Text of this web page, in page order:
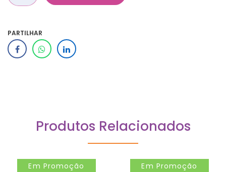
PARTILHAR
Produtos Relacionados
Em Promoção Em Promoção